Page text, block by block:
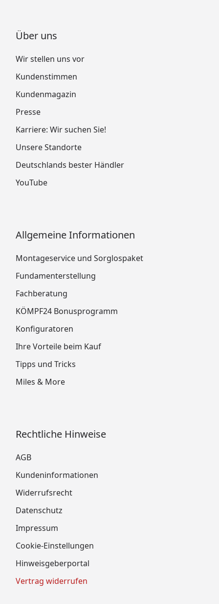
Über uns
Wir stellen uns vor
Kundenstimmen
Kundenmagazin
Presse
Karriere: Wir suchen Sie!
Unsere Standorte
Deutschlands bester Händler
YouTube
Allgemeine Informationen
Montageservice und Sorglospaket
Fundamenterstellung
Fachberatung
KÖMPF24 Bonusprogramm
Konfiguratoren
Ihre Vorteile beim Kauf
Tipps und Tricks
Miles & More
Rechtliche Hinweise
AGB
Kundeninformationen
Widerrufsrecht
Datenschutz
Impressum
Cookie-Einstellungen
Hinweisgeberportal
Vertrag widerrufen